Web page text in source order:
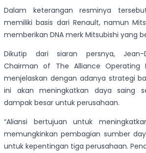
Dalam keterangan resminya
memiliki basis dari Renault, namun
memberikan DNA merk Mitsubishi yang
Dikutip dari siaran persnya, Jean-
Chairman of The Alliance Operating
menjelaskan dengan adanya strategi
ini akan meningkatkan daya saing
dampak besar untuk perusahaan.
“Aliansi bertujuan untuk
memungkinkan pembagian sumber
untuk kepentingan tiga perusahaan.